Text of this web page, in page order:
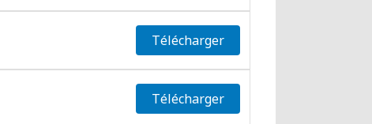
Télécharger
Télécharger